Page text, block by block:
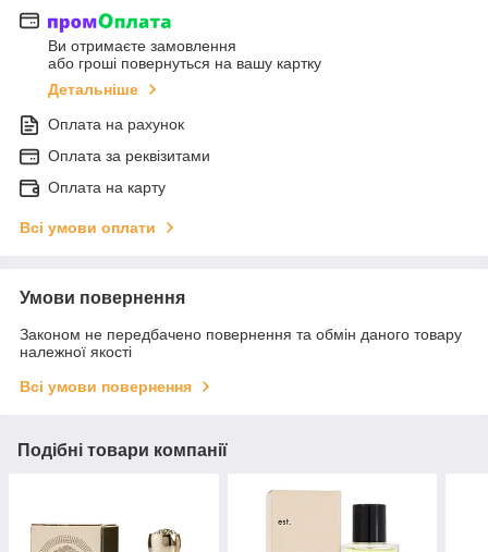
Ви отримаєте замовлення
або гроші повернуться на вашу картку
Детальніше
Оплата на рахунок
Оплата за реквізитами
Оплата на карту
Всі умови оплати
Умови повернення
Законом не передбачено повернення та обмін даного товару
належної якості
Всі умови повернення
Подібні товари компанії